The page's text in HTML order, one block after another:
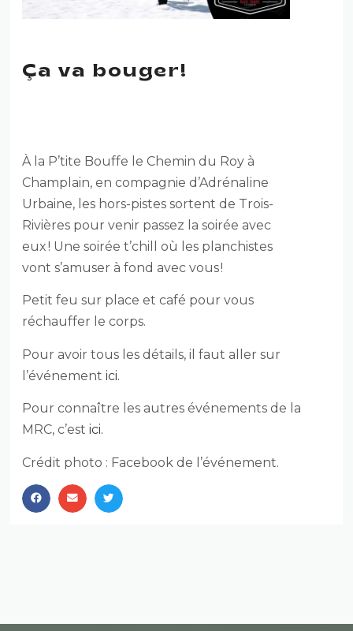
Ça va bouger!
À la P’tite Bouffe le Chemin du Roy à
Champlain, en compagnie d’Adrénaline
Urbaine, les hors-pistes sortent de Trois-
Rivières pour venir passez la soirée avec
eux ! Une soirée t’chill où les planchistes
vont s’amuser à fond avec vous !
Petit feu sur place et café pour vous
réchauffer le corps.
Pour avoir tous les détails, il faut aller sur
l’événementici.
Pour connaître les autres événements de la
MRC, c’estici.
Crédit photo : Facebook de l’événement.